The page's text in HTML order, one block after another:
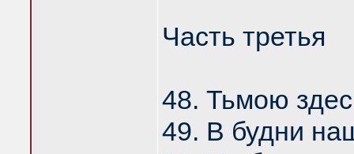
Часть третья
48. Тьмою
49. В будни